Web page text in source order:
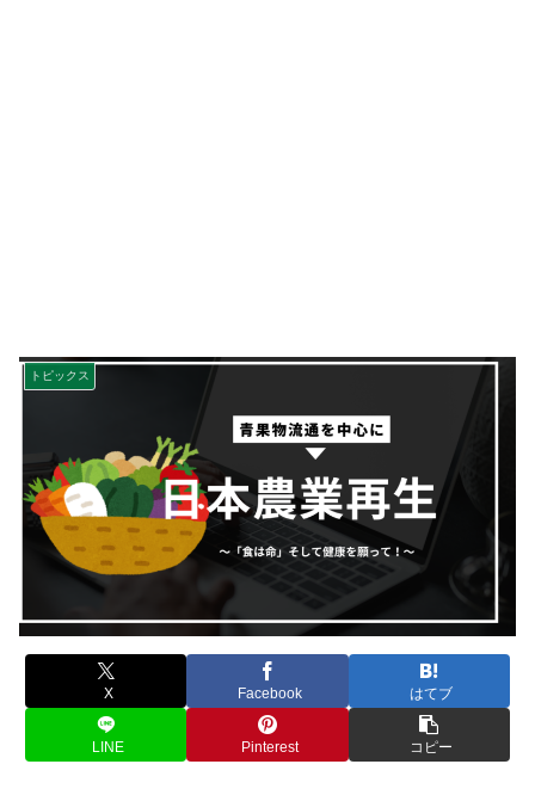
トピックス
X Facebook はてブ
LINE Pinterest コピー